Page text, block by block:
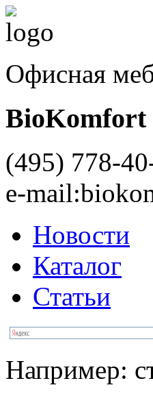
Офисная
BioKomfort
(495) 778-
e-mail:
Новости
Каталог
Статьи
Например: